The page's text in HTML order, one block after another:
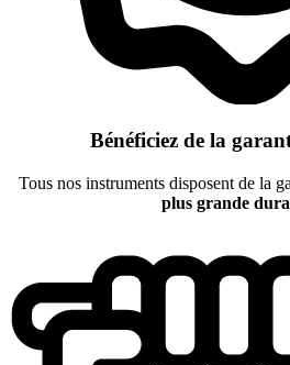
Bénéficiez de la
Tous nos instruments disposent de la
plus grande